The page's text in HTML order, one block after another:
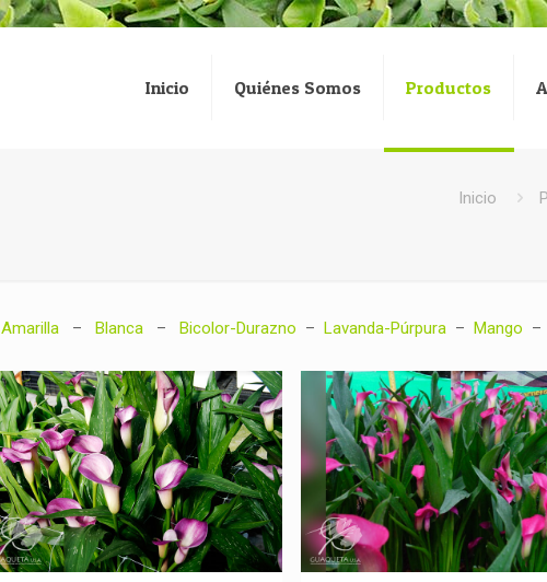
Inicio Quiénes Somos Productos
Inicio
Amarilla –Blanca –Bicolor-Durazno –Lavanda-Púrpura –Mango